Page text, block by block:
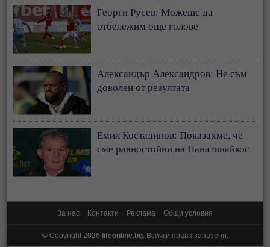
Георги Русев: Можеше да
отбележим още голове
Александър Александров: Не съм
доволен от резултата
Емил Костадинов: Показахме, че
сме равностойни на Панатинайкос
За нас Контакти Реклама Общи условия
© Copyright 2026 lifeonline.bg. Всички права запазени.